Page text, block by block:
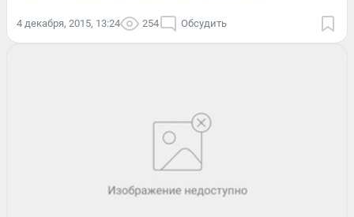
4 декабря, 2015, 13:24 254 Обсудить